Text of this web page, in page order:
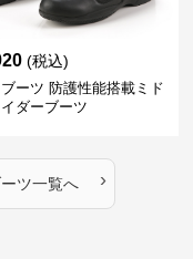
(税込)
ーツ 防護性能搭載ミド
ダーブーツ
ツ一覧へ ›